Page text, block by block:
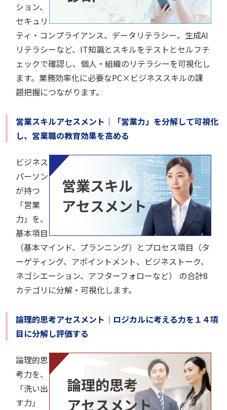
ション、
セキュリ
ティ・コンプライアンス、データリテラシー、生成AI
リテラシーなど、IT知識とスキルをテストとセルフチ
ェックで確認し、個人・組織のリテラシーを可視化し
ます。業務効率化に必要なPC×ビジネススキルの課
題把握につながります。
営業スキルアセスメント｜「営業力」を分解して可視化
し、営業職の教育効果を高める
ビジネス
パーソン
が持つ
「営業
力」を、
基本項目
（基本マインド、プランニング）とプロセス項目（タ
ーゲティング、アポイントメント、ビジネストーク、
ネゴシエーション、アフターフォローなど） の合計8
カテゴリに分解・可視化します。
論理的思考アセスメント｜ロジカルに考える力を１４項
目に分解し評価する
論理的思
考力を、
「洗い出
す力」